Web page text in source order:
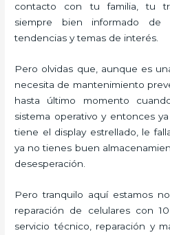
contacto con tu familia, tu
siempre bien informado de
tendencias y temas de interés.
Pero olvidas que, aunque es
necesita de mantenimiento
hasta último momento
sistema operativo y entonces
tiene el display estrellado, le
ya no tienes buen
desesperación.
Pero tranquilo aquí estamos
reparación de celulares con
servicio técnico, reparación y